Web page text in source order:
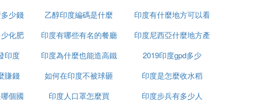
時間。
用的中方人員（含承包工程人員）可在印度駐華使、
其設立公司或代表處的同意函和設立條件的復印件，
的確認書等辦理三個月一次有效的工作簽證。隨任家
在三十天內且其簽證失效前三十天內在印度內政部申
年，但可按需每年辦理延期手續。申請工作簽證約需
食物
少錢
乙醇印度編碼是什麼
印度有什麼地方可以看
到太陽
化肥 印度有哪些有名的餐廳
印度尼西亞什麼地方產
榴槤
印度 印度為什麼也能造高鐵
2019印度gpd多少
賺錢 如何在印度不被球砸
印度是怎麼收水稻
個國
印度人口罩怎麼買
印度步兵有多少人